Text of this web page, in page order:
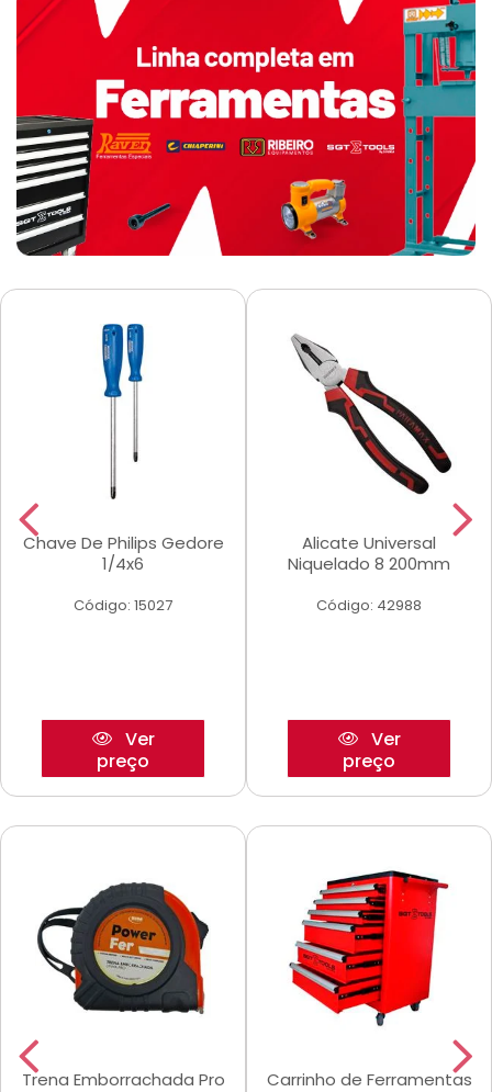
Chave De Philips Gedore
1/4x6
Código: 15027
Ver
preço
Alicate Universal
Niquelado 8 200mm
Código: 42988
Ver
preço
Trena Emborrachada Pro
Carrinho de Ferramentas